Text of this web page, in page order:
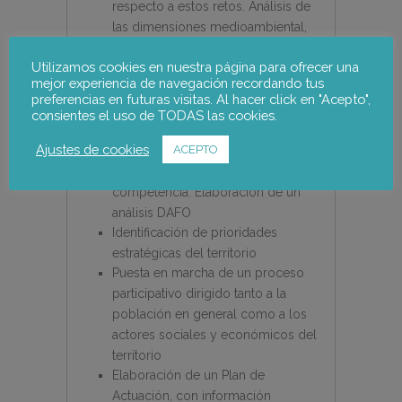
respecto a estos retos. Análisis de
las dimensiones medioambiental,
demográfica, del mercado de
trabajo, las infraestructuras, de la
comunicación y la articulación del
tecnologías de la información y la
competencia. Elaboración de un
análisis DAFO
Identificación de prioridades
estratégicas del territorio
Puesta en marcha de un proceso
participativo dirigido tanto a la
población en general como a los
actores sociales y económicos del
territorio
Elaboración de un Plan de
Actuación, con información
Utilizamos cookies en nuestra página para ofrecer una
mejor experiencia de navegación recordando tus
preferencias en futuras visitas. Al hacer click en "Acepto",
consientes el uso de TODAS las cookies.
Ajustes de cookies ACEPTO